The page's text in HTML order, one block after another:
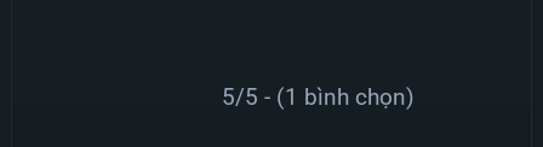
5/5 - (1 bình chọn)